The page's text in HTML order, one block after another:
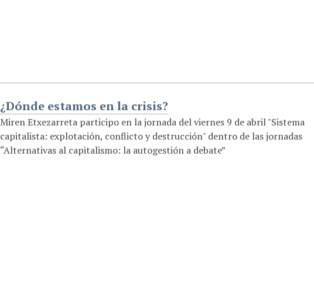
¿Dónde estamos en la crisis?
Miren Etxezarreta participo en la jornada del viernes 9 de abril "Sistema
capitalista: explotación, conflicto y destrucción" dentro de las jornadas
“Alternativas al capitalismo: la autogestión a debate”